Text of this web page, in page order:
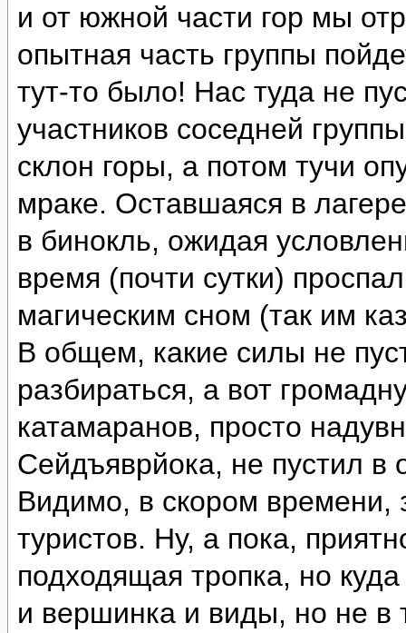
и от южной части гор мы
опытная часть группы
тут-то было! Нас туда не
участников соседней
склон горы, а потом тучи
мраке. Оставшаяся в
в бинокль, ожидая
время (почти сутки)
магическим сном (так им
В общем, какие силы не
разбираться, а вот
катамаранов, просто
Сейдъяврйока, не пустил в
Видимо, в скором времени,
туристов. Ну, а пока,
подходящая тропка, но
и вершинка и виды, но не в